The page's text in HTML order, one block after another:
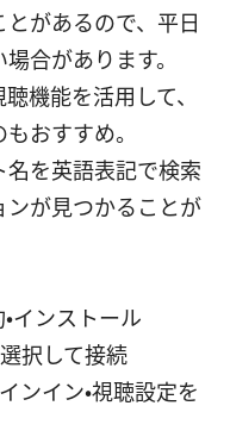
があるので、平日
合があります。
機能を活用して、
おすすめ。
名を英語表記で検索
ンが見つかることが
インストール
択して接続
イン・視聴設定を